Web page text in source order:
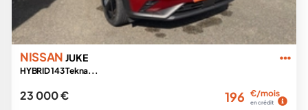
NISSAN JUKE
HYBRID 143 Tekna...
23 000 € 196 €/mois
en crédit